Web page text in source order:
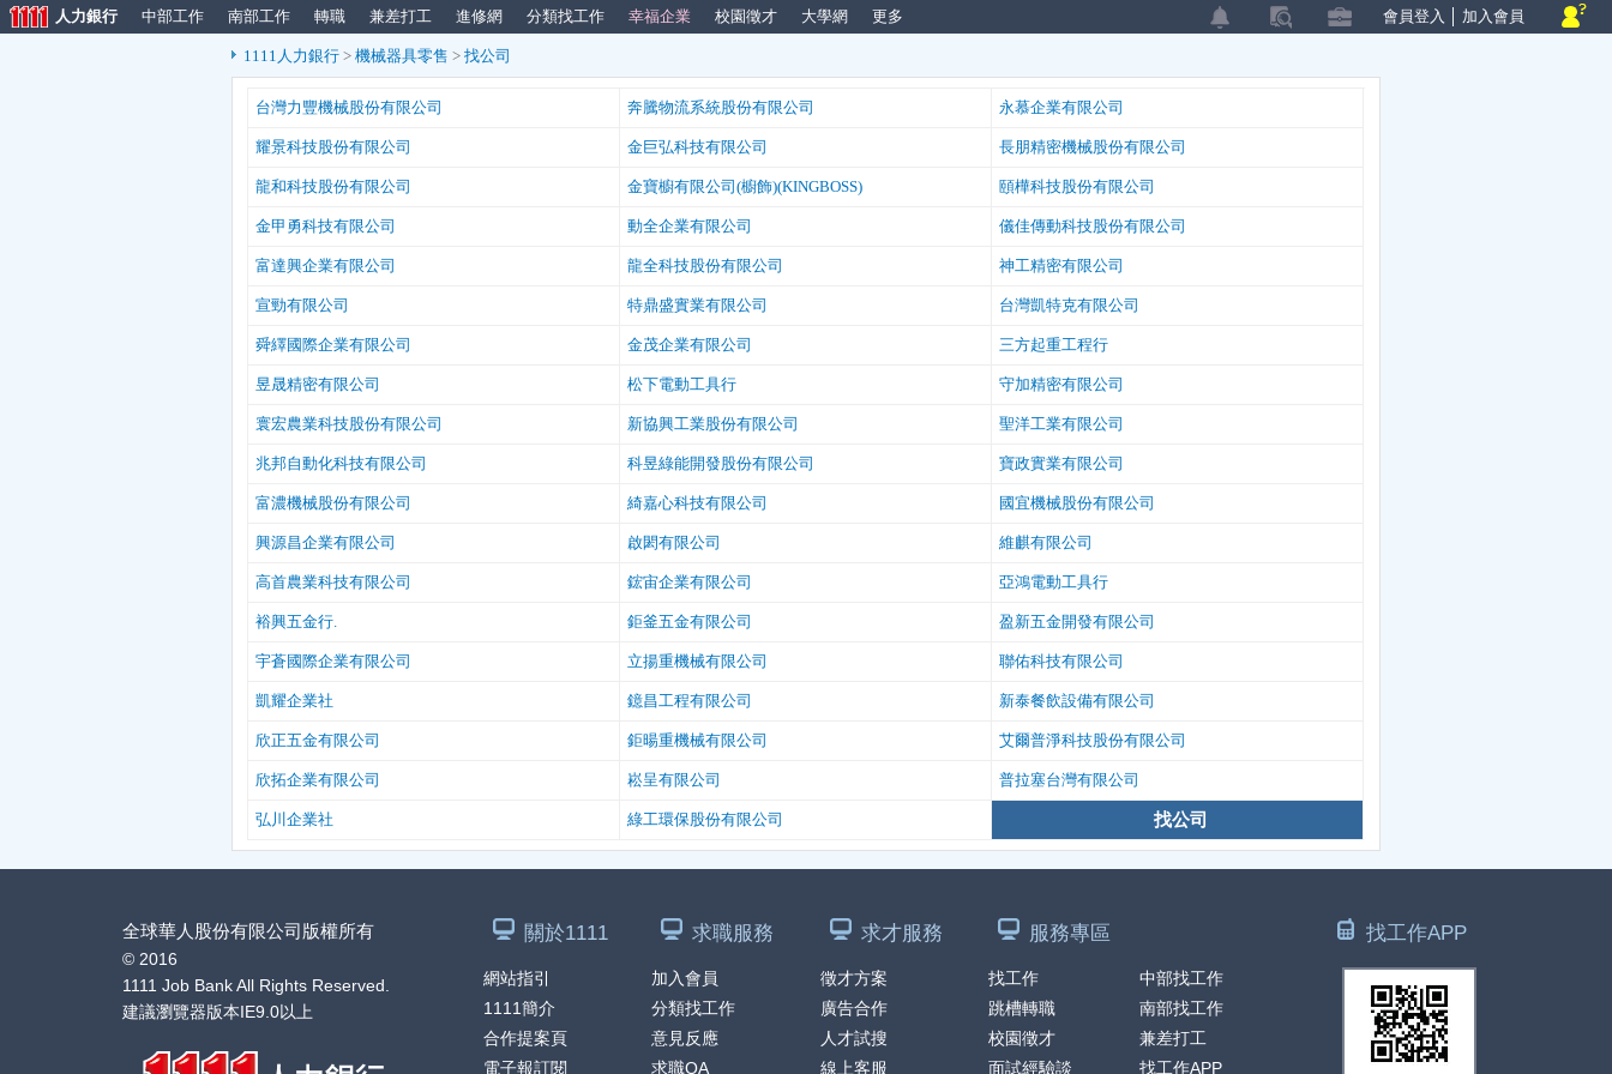
會員登入 加入會員
人力銀行 中部工作 南部工作 轉職 兼差打工 進修網 分類找工作 幸福企業 校園徵才 大學網 更多
1111人力銀行 > 機械器具零售 > 找公司
台灣力豐機械股份有限公司 奔騰物流系統股份有限公司 永慕企業有限公司
耀景科技股份有限公司 金巨弘科技有限公司 長朋精密機械股份有限公司
龍和科技股份有限公司 金寶櫥有限公司(櫥飾)(KINGBOSS) 頤樺科技股份有限公司
金甲勇科技有限公司 動全企業有限公司 儀佳傳動科技股份有限公司
富達興企業有限公司 龍全科技股份有限公司 神工精密有限公司
宣勁有限公司 特鼎盛實業有限公司 台灣凱特克有限公司
舜繹國際企業有限公司 金茂企業有限公司 三方起重工程行
昱晟精密有限公司 松下電動工具行 守加精密有限公司
寰宏農業科技股份有限公司 新協興工業股份有限公司 聖洋工業有限公司
兆邦自動化科技有限公司 科昱綠能開發股份有限公司 寶政實業有限公司
富濃機械股份有限公司 綺嘉心科技有限公司 國宜機械股份有限公司
興源昌企業有限公司 啟閎有限公司 維麒有限公司
高首農業科技有限公司 鋐宙企業有限公司 亞鴻電動工具行
裕興五金行. 鉅釜五金有限公司 盈新五金開發有限公司
宇蒼國際企業有限公司 立揚重機械有限公司 聯佑科技有限公司
凱耀企業社 鐿昌工程有限公司 新泰餐飲設備有限公司
欣正五金有限公司 鉅暘重機械有限公司 艾爾普淨科技股份有限公司
欣拓企業有限公司 崧呈有限公司 普拉塞台灣有限公司
弘川企業社 綠工環保股份有限公司 找公司
全球華人股份有限公司版權所有
© 2016
1111 Job Bank All Rights Reserved.
建議瀏覽器版本IE9.0以上
關於1111
網站指引
1111簡介
合作提案頁
電子報訂閱
求職服務
加入會員
分類找工作
意見反應
求職QA
求才服務
徵才方案
廣告合作
人才試搜
線上客服
服務專區
找工作
中部找工作
跳槽轉職
南部找工作
校園徵才
兼差打工
面試經驗談
找工作APP
找工作APP